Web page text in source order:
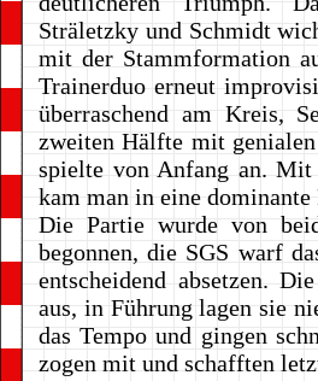
Sträletzky und Schmidt
mit der Stammformation
Trainerduo erneut
überraschend am Kreis,
zweiten Hälfte mit
spielte von Anfang an. Mit
kam man in eine
Die Partie wurde von
begonnen, die SGS warf
entscheidend absetzen.
aus, in Führung lagen sie
das Tempo und gingen
zogen mit und schafften